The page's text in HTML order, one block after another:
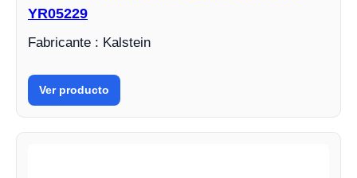
YR05229
Fabricante : Kalstein
Ver producto